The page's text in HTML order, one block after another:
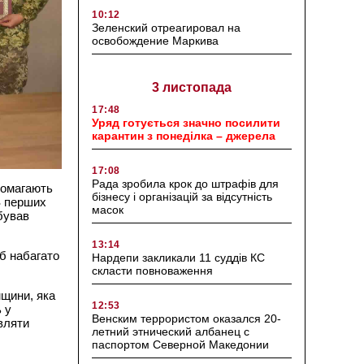
перших
набагато
яка
у
10:12
Зеленский отреагировал на
освобождение Маркива
3 листопада
17:48
Уряд готується значно посилити
карантин з понеділка – джерела
17:08
Рада зробила крок до штрафів для
бізнесу і організацій за відсутність
масок
13:14
Нардепи закликали 11 суддів КС
скласти повноваження
12:53
Венским террористом оказался 20-
летний этнический албанец с
паспортом Северной Македонии